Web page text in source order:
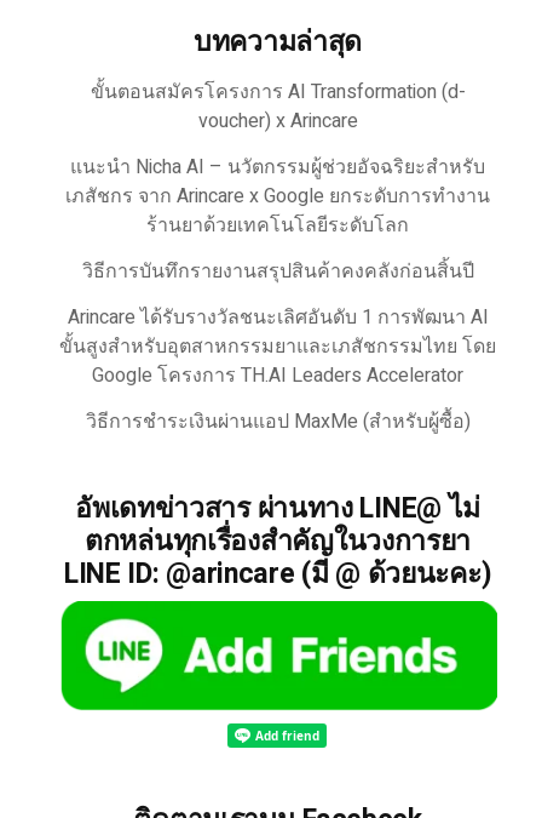
บทความล่าสุด
ขั้นตอนสมัครโครงการ AI Transformation (d-
voucher) x Arincare
แนะนำ Nicha AI – นวัตกรรมผู้ช่วยอัจฉริยะสำหรับ
เภสัชกร จาก Arincare x Google ยกระดับการทำงาน
ร้านยาด้วยเทคโนโลยีระดับโลก
วิธีการบันทึกรายงานสรุปสินค้าคงคลังก่อนสิ้นปี
Arincare ได้รับรางวัลชนะเลิศอันดับ 1 การพัฒนา AI
ขั้นสูงสำหรับอุตสาหกรรมยาและเภสัชกรรมไทย โดย
Google โครงการ TH.AI Leaders Accelerator
วิธีการชำระเงินผ่านแอป MaxMe (สำหรับผู้ซื้อ)
อัพเดทข่าวสาร ผ่านทาง LINE@ ไม่
ตกหล่นทุกเรื่องสำคัญในวงการยา
LINE ID: @arincare (มี @ ด้วยนะคะ)